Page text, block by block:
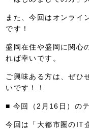
また、今回はオンライ
です！
盛岡在住や盛岡に関心
れば幸いです。
ご興味ある方は、ぜひ
いです！！
■ 今回（2月16日）の
今回は「大都市圏のIT